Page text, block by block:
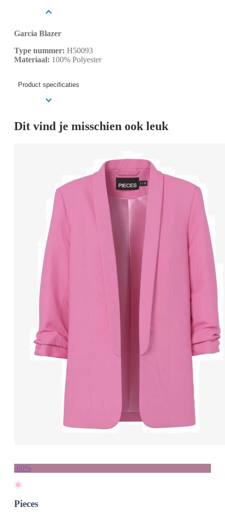
Garcia Blazer
Type nummer: H50093
Materiaal: 100% Polyester
Product specificaties
Dit vind je misschien ook leuk
-60%
Pieces